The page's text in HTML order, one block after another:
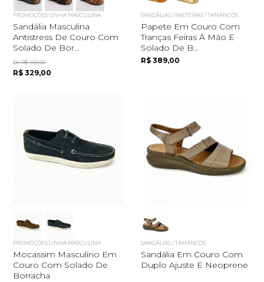
PROMOÇÕES LINHA MASCULINA
Sandália Masculina
Antistress De Couro Com
Solado De Bor...
De R$ 465,00
R$ 329,00
SANDÁLIAS / RASTEIRAS / TAMANCOS
Papete Em Couro Com
Tranças Feiras À Mão E
Solado De B...
R$ 389,00
PROMOÇÕES LINHA MASCULINA
Mocassim Masculino Em
Couro Com Solado De
Borracha
SANDÁLIAS / TAMANCOS
Sandália Em Couro Com
Duplo Ajuste E Neoprene